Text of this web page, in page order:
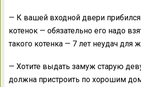
— К вашей входной двери
котенок — обязательно его надо
такого котенка — 7 лет неудач для
— Хотите выдать замуж старую
должна пристроить по хорошим